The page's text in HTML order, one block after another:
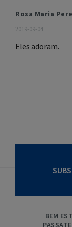
Rosa Maria
2019-09-04
Eles adoram.
BEM